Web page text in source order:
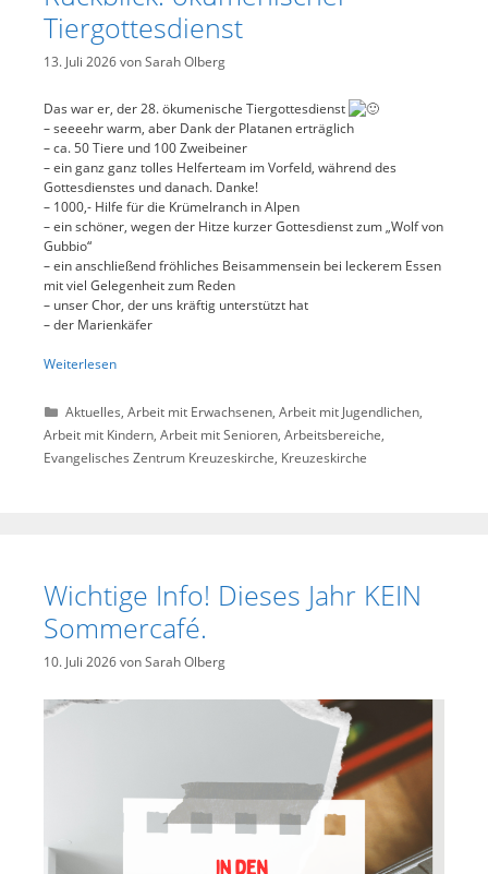
Tiergottesdienst
13. Juli 2026vonSarah Olberg
Das war er, der 28. ökumenische Tiergottesdienst
– seeeehr warm, aber Dank der Platanen erträglich
– ca. 50 Tiere und 100 Zweibeiner
– ein ganz ganz tolles Helferteam im Vorfeld, während des
Gottesdienstes und danach. Danke!
– 1000,- Hilfe für die Krümelranch in Alpen
– ein schöner, wegen der Hitze kurzer Gottesdienst zum „Wolf von
Gubbio“
– ein anschließend fröhliches Beisammensein bei leckerem Essen
mit viel Gelegenheit zum Reden
– unser Chor, der uns kräftig unterstützt hat
– der Marienkäfer
Weiterlesen
Kategorien
Aktuelles,Arbeit mit Erwachsenen,Arbeit mit Jugendlichen,
Arbeit mit Kindern, Arbeit mit Senioren, Arbeitsbereiche,
Evangelisches Zentrum Kreuzeskirche, Kreuzeskirche
Wichtige Info! Dieses Jahr KEIN
Sommercafé.
10. Juli 2026vonSarah Olberg